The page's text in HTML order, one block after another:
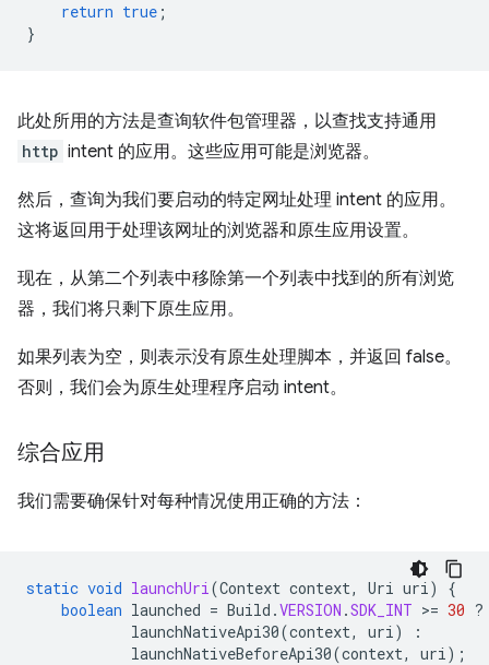
return true ;
}
此处所用的方法是查询软件包管理器，以查找支持通用
http intent 的应用。这些应用可能是浏览器。
然后，查询为我们要启动的特定网址处理 intent 的应用。
这将返回用于处理该网址的浏览器和原生应用设置。
现在，从第二个列表中移除第一个列表中找到的所有浏览
器，我们将只剩下原生应用。
如果列表为空，则表示没有原生处理脚本，并返回 false。
否则，我们会为原生处理程序启动 intent。
综合应用
我们需要确保针对每种情况使用正确的方法：
static void launchUri(Context context, Uri uri)
{
boolean launched = Build .VERSION .SDK_INT >= 30 ?
launchNativeApi30(context, uri)
:
launchNativeBeforeApi30(context, uri);